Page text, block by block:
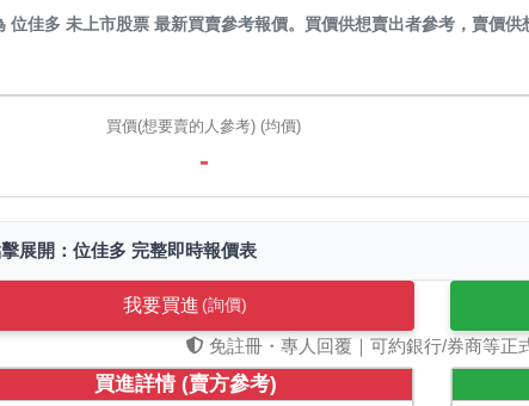
位佳多 未上市股票 最新買賣參考報價。買價供想賣出者參考，賣價
買價(想要賣的人參考) (均價)
-
展開：位佳多 完整即時報價表
我要買進 (詢價)
免註冊・專人回覆｜可約銀行/券商等正
買進詳情 (賣方參考)